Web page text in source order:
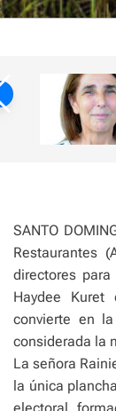
SANTO
Restaurantes
directores
Haydee
convierte en
considerada la
La señora
la única